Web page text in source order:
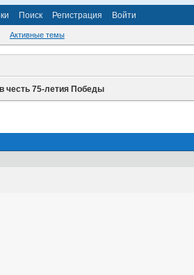
Поиск Регистрация Войти
Активные темы
честь 75-летия Победы